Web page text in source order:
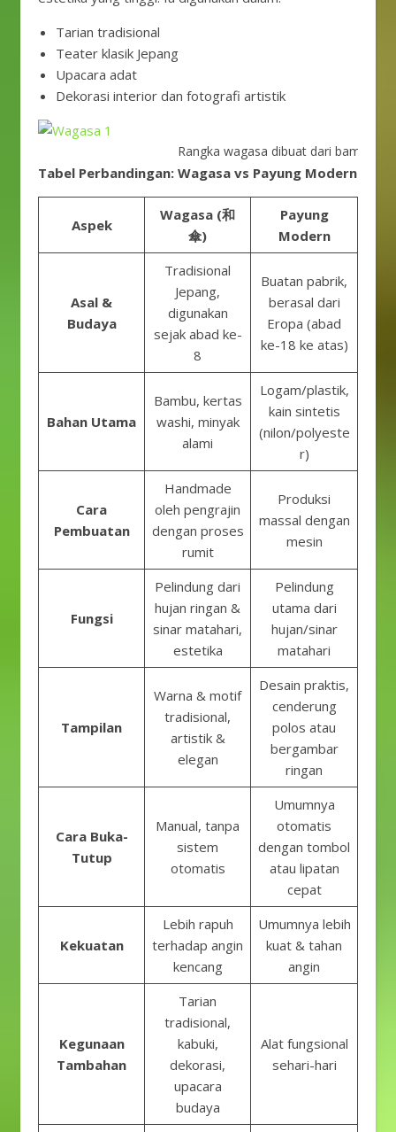
Tarian tradisional
Teater klasik Jepang
Upacara adat
Dekorasi interior dan fotografi artistik
Rangka wagasa dibuat dari bambu
Tabel Perbandingan: Wagasa vs Payung Modern
Aspek
Wagasa (和
傘)
Payung
Modern
Asal &
Budaya
Tradisional
Jepang,
digunakan
sejak abad ke-
8
Buatan pabrik,
berasal dari
Eropa (abad
ke-18 ke atas)
Bahan Utama
Bambu, kertas
washi, minyak
alami
Logam/plastik,
kain sintetis
(nilon/polyeste
r)
Cara
Pembuatan
Handmade
oleh pengrajin
dengan proses
rumit
Produksi
massal dengan
mesin
Fungsi
Pelindung dari
hujan ringan &
sinar matahari,
estetika
Pelindung
utama dari
hujan/sinar
matahari
Tampilan
Warna & motif
tradisional,
artistik &
elegan
Desain praktis,
cenderung
polos atau
bergambar
ringan
Cara Buka-
Tutup
Manual, tanpa
sistem
otomatis
Umumnya
otomatis
dengan tombol
atau lipatan
cepat
Kekuatan
Lebih rapuh
terhadap angin
kencang
Umumnya lebih
kuat & tahan
angin
Kegunaan
Tambahan
Tarian
tradisional,
kabuki,
dekorasi,
upacara
budaya
Alat fungsional
sehari-hari